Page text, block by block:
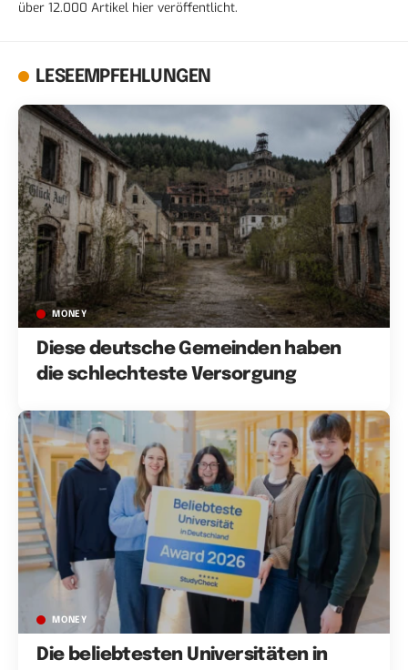
über 12.000 Artikel hier veröffentlicht.
LESEEMPFEHLUNGEN
MONEY
Diese deutsche Gemeinden haben
die schlechteste Versorgung
MONEY
Die beliebtesten Universitäten in